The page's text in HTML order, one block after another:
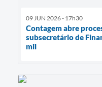
09 JUN 2026 - 17h30
Contagem abre
subsecretário de
mil